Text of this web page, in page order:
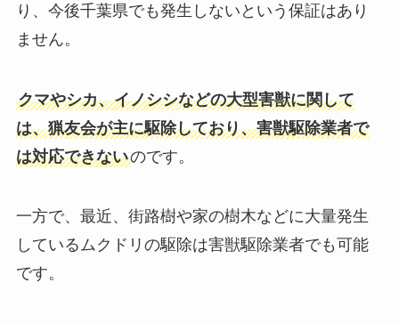
り、今後千葉県でも発生しないという保証はあり
ません。
クマやシカ、イノシシなどの大型害獣に関して
は、猟友会が主に駆除しており、害獣駆除業者で
は対応できないのです。
一方で、最近、街路樹や家の樹木などに大量発生
しているムクドリの駆除は害獣駆除業者でも可能
です。